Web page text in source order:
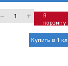
– +
В
корзину
Купить в 1